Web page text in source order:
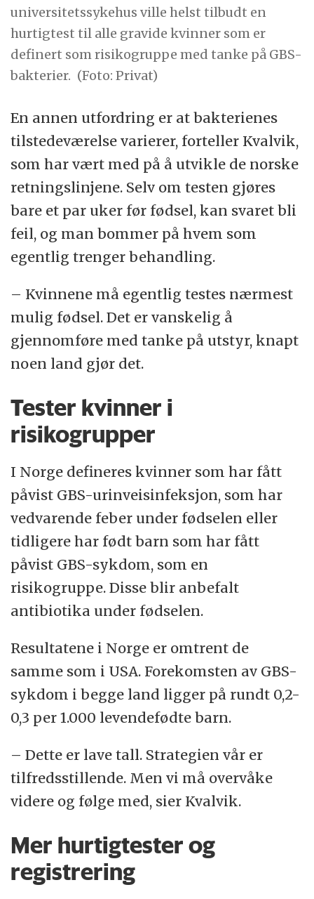
universitetssykehus ville helst tilbudt en
hurtigtest til alle gravide kvinner som er
definert som risikogruppe med tanke på GBS-
bakterier. (Foto: Privat)
En annen utfordring er at bakterienes
tilstedeværelse varierer, forteller Kvalvik,
som har vært med på å utvikle de norske
retningslinjene. Selv om testen gjøres
bare et par uker før fødsel, kan svaret bli
feil, og man bommer på hvem som
egentlig trenger behandling.
– Kvinnene må egentlig testes nærmest
mulig fødsel. Det er vanskelig å
gjennomføre med tanke på utstyr, knapt
noen land gjør det.
Tester kvinner i
risikogrupper
I Norge defineres kvinner som har fått
påvist GBS-urinveisinfeksjon, som har
vedvarende feber under fødselen eller
tidligere har født barn som har fått
påvist GBS-sykdom, som en
risikogruppe. Disse blir anbefalt
antibiotika under fødselen.
Resultatene i Norge er omtrent de
samme som i USA. Forekomsten av GBS-
sykdom i begge land ligger på rundt 0,2-
0,3 per 1.000 levendefødte barn.
– Dette er lave tall. Strategien vår er
tilfredsstillende. Men vi må overvåke
videre og følge med, sier Kvalvik.
Mer hurtigtester og
registrering